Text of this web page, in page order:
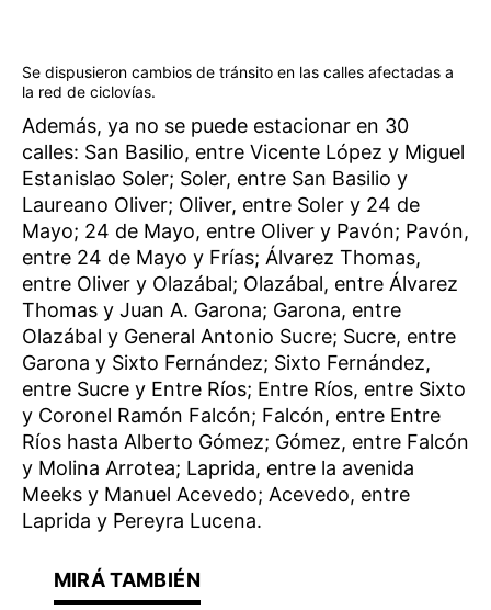
Se dispusieron cambios de tránsito en las calles afectadas a
la red de ciclovías.
Además, ya no se puede estacionar en 30
calles: San Basilio, entre Vicente López y Miguel
Estanislao Soler; Soler, entre San Basilio y
Laureano Oliver; Oliver, entre Soler y 24 de
Mayo; 24 de Mayo, entre Oliver y Pavón; Pavón,
entre 24 de Mayo y Frías; Álvarez Thomas,
entre Oliver y Olazábal; Olazábal, entre Álvarez
Thomas y Juan A. Garona; Garona, entre
Olazábal y General Antonio Sucre; Sucre, entre
Garona y Sixto Fernández; Sixto Fernández,
entre Sucre y Entre Ríos; Entre Ríos, entre Sixto
y Coronel Ramón Falcón; Falcón, entre Entre
Ríos hasta Alberto Gómez; Gómez, entre Falcón
y Molina Arrotea; Laprida, entre la avenida
Meeks y Manuel Acevedo; Acevedo, entre
Laprida y Pereyra Lucena.